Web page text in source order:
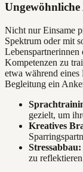
Nicht nur Einsame
Spektrum oder mit
Lebenspartnerinnen
Kompetenzen zu
etwa während
Begleitung ein
gezielt, um
Kreatives
Stressabbau:
zu